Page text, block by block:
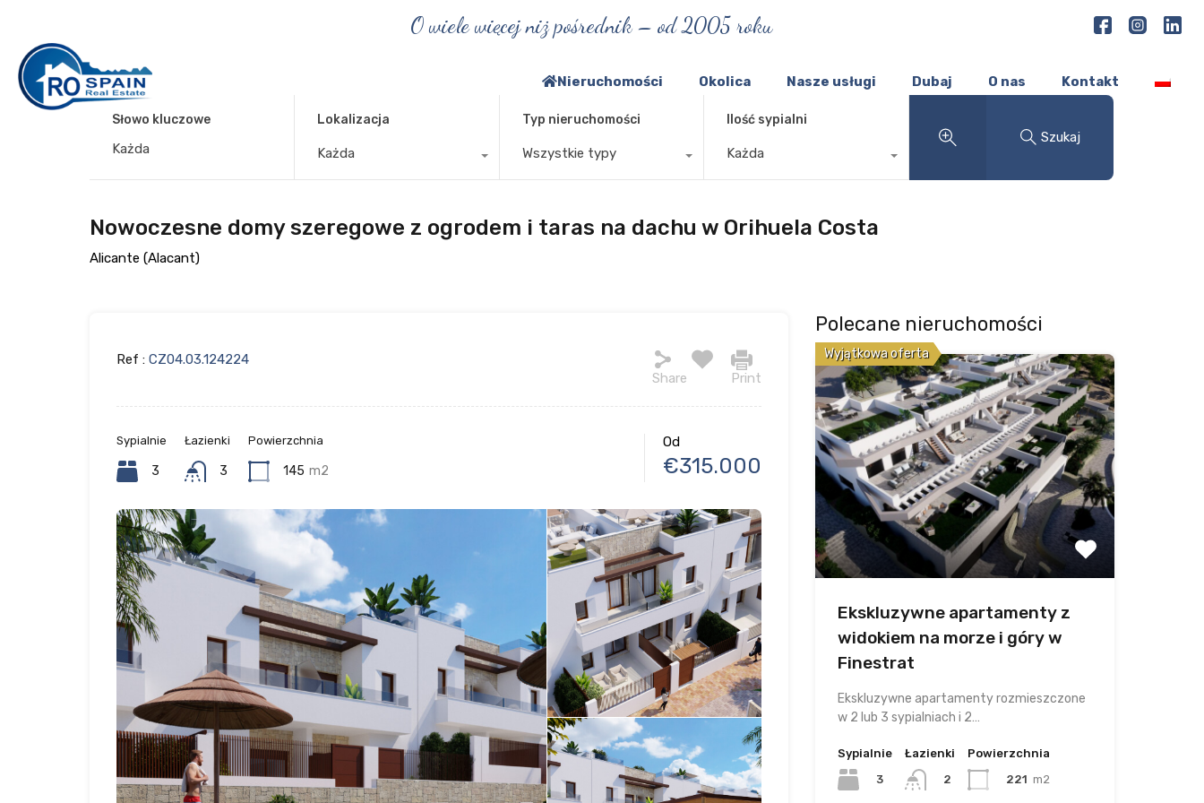
O wiele więcej niż pośrednik – od 2005 roku
Nieruchomości Okolica Nasze usługi Dubaj O nas Kontakt
Słowo kluczowe Lokalizacja
Każda
Typ nieruchomości
Wszystkie typy
Ilość sypialni
Każda
Szukaj
Nowoczesne domy szeregowe z ogrodem i taras na dachu w Orihuela Costa
Alicante (Alacant)
Ref : CZ04.03.124224
Share
Print
Od
€315.000
Sypialnie
3
Łazienki
3
Powierzchnia
145 m2
Polecane nieruchomości
Wyjątkowa oferta
Ekskluzywne apartamenty z
widokiem na morze i góry w
Finestrat
Ekskluzywne apartamenty rozmieszczone
w 2 lub 3 sypialniach i 2…
Sypialnie
3
Łazienki
2
Powierzchnia
221 m2